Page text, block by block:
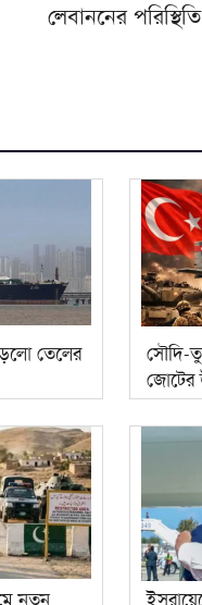
লেবাননের
তেলের
সৌদি-
জোটের
নতুন